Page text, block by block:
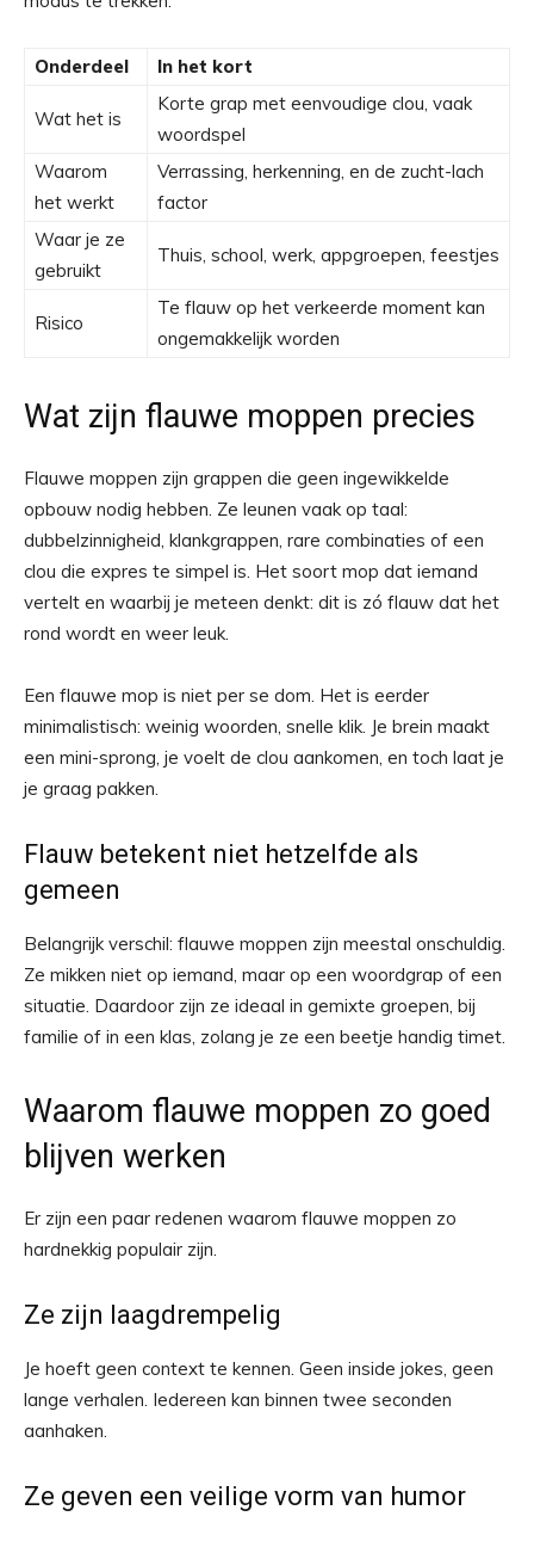
Onderdeel In het kort
Wat het is
Korte grap met eenvoudige clou, vaak
woordspel
Waarom
het werkt
Verrassing, herkenning, en de zucht-lach
factor
Waar je ze
gebruikt
Thuis, school, werk, appgroepen, feestjes
Risico
Te flauw op het verkeerde moment kan
ongemakkelijk worden
Wat zijn flauwe moppen precies
Flauwe moppen zijn grappen die geen ingewikkelde
opbouw nodig hebben. Ze leunen vaak op taal:
dubbelzinnigheid, klankgrappen, rare combinaties of een
clou die expres te simpel is. Het soort mop dat iemand
vertelt en waarbij je meteen denkt: dit is zó flauw dat het
rond wordt en weer leuk.
Een flauwe mop is niet per se dom. Het is eerder
minimalistisch: weinig woorden, snelle klik. Je brein maakt
een mini-sprong, je voelt de clou aankomen, en toch laat je
je graag pakken.
Flauw betekent niet hetzelfde als
gemeen
Belangrijk verschil: flauwe moppen zijn meestal onschuldig.
Ze mikken niet op iemand, maar op een woordgrap of een
situatie. Daardoor zijn ze ideaal in gemixte groepen, bij
familie of in een klas, zolang je ze een beetje handig timet.
Waarom flauwe moppen zo goed
blijven werken
Er zijn een paar redenen waarom flauwe moppen zo
hardnekkig populair zijn.
Ze zijn laagdrempelig
Je hoeft geen context te kennen. Geen inside jokes, geen
lange verhalen. Iedereen kan binnen twee seconden
aanhaken.
Ze geven een veilige vorm van humor